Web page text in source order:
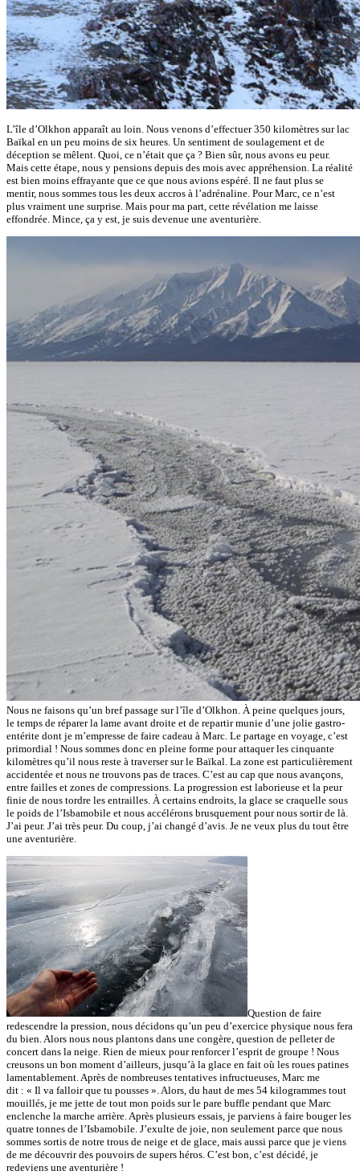
L’île d’Olkhon apparaît au loin. Nous venons d’effectuer 350 kilomètres sur lac
Baïkal en un peu moins de six heures. Un sentiment de soulagement et de
déception se mêlent. Quoi, ce n’était que ça ? Bien sûr, nous avons eu peur.
Mais cette étape, nous y pensions depuis des mois avec appréhension. La réalité
est bien moins effrayante que ce que nous avions espéré. Il ne faut plus se
mentir, nous sommes tous les deux accros à l’adrénaline. Pour Marc, ce n’est
plus vraiment une surprise. Mais pour ma part, cette révélation me laisse
effondrée. Mince, ça y est, je suis devenue une aventurière.
Nous ne faisons qu’un bref passage sur l’île d’Olkhon. À peine quelques jours,
le temps de réparer la lame avant droite et de repartir munie d’une jolie gastro-
entérite dont je m’empresse de faire cadeau à Marc. Le partage en voyage, c’est
primordial ! Nous sommes donc en pleine forme pour attaquer les cinquante
kilomètres qu’il nous reste à traverser sur le Baïkal. La zone est particulièrement
accidentée et nous ne trouvons pas de traces. C’est au cap que nous avançons,
entre failles et zones de compressions. La progression est laborieuse et la peur
finie de nous tordre les entrailles. À certains endroits, la glace se craquelle sous
le poids de l’Isbamobile et nous accélérons brusquement pour nous sortir de là.
J’ai peur. J’ai très peur. Du coup, j’ai changé d’avis. Je ne veux plus du tout être
une aventurière.
Question de faire
redescendre la pression, nous décidons qu’un peu d’exercice physique nous fera
du bien. Alors nous nous plantons dans une congère, question de pelleter de
concert dans la neige. Rien de mieux pour renforcer l’esprit de groupe ! Nous
creusons un bon moment d’ailleurs, jusqu’à la glace en fait où les roues patines
lamentablement. Après de nombreuses tentatives infructueuses, Marc me
dit : « Il va falloir que tu pousses ». Alors, du haut de mes 54 kilogrammes tout
mouillés, je me jette de tout mon poids sur le pare buffle pendant que Marc
enclenche la marche arrière. Après plusieurs essais, je parviens à faire bouger les
quatre tonnes de l’Isbamobile. J’exulte de joie, non seulement parce que nous
sommes sortis de notre trous de neige et de glace, mais aussi parce que je viens
de me découvrir des pouvoirs de supers héros. C’est bon, c’est décidé, je
redeviens une aventurière !